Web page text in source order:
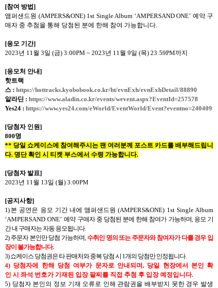
[참여 방법 ]
앰퍼샌드원 (AMPERS&ONE) 1st Single Album ‘AMPERSAND ONE’ 예약 구
매자 중 추첨을 통해 당첨된 분에 한해 참여 가능합니다.
[응모 기간]
2023년 11월 3일 (금) 3:00PM ~ 2023년 11월 9일 (목) 23:59PM까지
[응모처 안내]
핫트랙
스 : https://hottracks.kyobobook.co.kr/ht/evnExh/evnExhDetail/88890
알라딘 : https://www.aladin.co.kr/events/wevent.aspx?EventId=257578
Yes24 : https://www.yes24.com/eWorld/EventWorld/Event?eventno=240409
[당첨자 인원]
800명
** 당일 쇼케이스에 참여해주시는 팬 여러분께 포스트 카드를 배부해드립니
다. 명단 확인 시 티켓 부스에서 수령 가능합니다.
[당첨자 발표]
2023년 11월 13일 (월) 3:00PM
[공지사항]
1) 본 공연은 응모 기간 내에 앰퍼샌드원 (AMPERS&ONE) 1st Single Album
‘AMPERSAND ONE’예약 구매자 중 당첨된 분에 한해 참여가 가능하며, 응모 기
간내 구매자는자동 응모됩니다.
2) 주문자 본인만 당첨 가능하며, 수취인 명의 또는 주문자와 참여자가 다를 경우 입
장이 불가능합니다.
3)쇼케이스 당첨권은 타 판매처와 중복 당첨 시 1개의 당첨만 인정됩니다.
4) 당첨자에 한해 당첨 여부가 문자로 안내되며 , 당일 현장에서 본인 확
인 시 좌석 번호가 기재된 입장 팔찌를 직접 추첨 후 입장 예정입니다.
5) 당첨자 본인의 정보 기재 오류로 인해 관람권을 배부받지 못한 경우 발생